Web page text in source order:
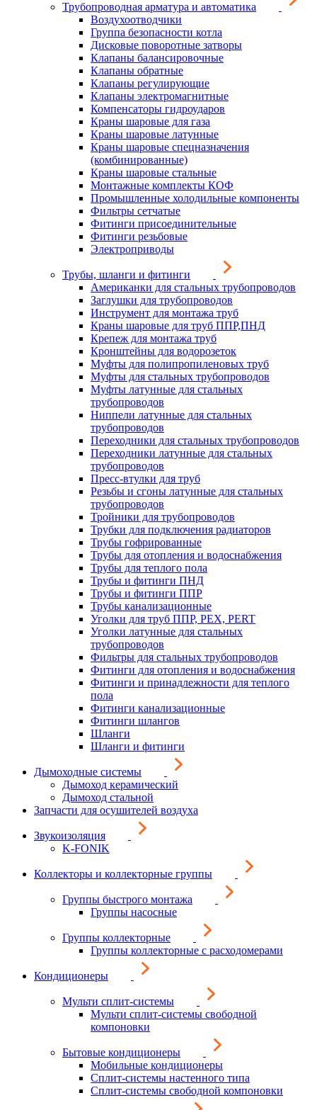
Трубопроводная арматура и автоматика
Воздухоотводчики
Группа безопасности котла
Дисковые поворотные затворы
Клапаны балансировочные
Клапаны обратные
Клапаны регулирующие
Клапаны электромагнитные
Компенсаторы гидроударов
Краны шаровые для газа
Краны шаровые латунные
Краны шаровые спецназначения
(комбинированные)
Краны шаровые стальные
Монтажные комплекты КОФ
Промышленные холодильные компоненты
Фильтры сетчатые
Фитинги присоединительные
Фитинги резьбовые
Электроприводы
Трубы, шланги и фитинги
Американки для стальных трубопроводов
Заглушки для трубопроводов
Инструмент для монтажа труб
Краны шаровые для труб ППР,ПНД
Крепеж для монтажа труб
Кронштейны для водорозеток
Муфты для полипропиленовых труб
Муфты для стальных трубопроводов
Муфты латунные для стальных
трубопроводов
Ниппели латунные для стальных
трубопроводов
Переходники для стальных трубопроводов
Переходники латунные для стальных
трубопроводов
Пресс-втулки для труб
Резьбы и сгоны латунные для стальных
трубопроводов
Тройники для трубопроводов
Трубки для подключения радиаторов
Трубы гофрированные
Трубы для отопления и водоснабжения
Трубы для теплого пола
Трубы и фитинги ПНД
Трубы и фитинги ППР
Трубы канализационные
Уголки для труб ППР, PEX, PERT
Уголки латунные для стальных
трубопроводов
Фильтры для стальных трубопроводов
Фитинги для отопления и водоснабжения
Фитинги и принадлежности для теплого
пола
Фитинги канализационные
Фитинги шлангов
Шланги
Шланги и фитинги
Дымоходные системы
Дымоход керамический
Дымоход стальной
Запчасти для осушителей воздуха
Звукоизоляция
K-FONIK
Коллекторы и коллекторные группы
Группы быстрого монтажа
Группы насосные
Группы коллекторные
Группы коллекторные с расходомерами
Кондиционеры
Мульти сплит-системы
Мульти сплит-системы свободной
компоновки
Бытовые кондиционеры
Мобильные кондиционеры
Сплит-системы настенного типа
Сплит-системы свободной компоновки